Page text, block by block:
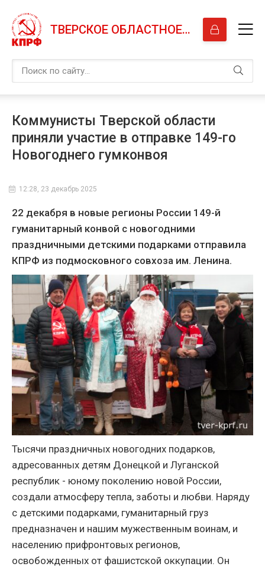
ТВЕРСКОЕ ОБЛАСТНОЕ ОТДЕЛЕНИЕ КПРФ
Коммунисты Тверской области
приняли участие в отправке 149-го
Новогоднего гумконвоя
12:28, 23 декабрь 2025
22 декабря в новые регионы России 149-й
гуманитарный конвой с новогодними
праздничными детскими подарками отправила
КПРФ из подмосковного совхоза им. Ленина.
Тысячи праздничных новогодних подарков,
адресованных детям Донецкой и Луганской
республик - юному поколению новой России,
создали атмосферу тепла, заботы и любви. Наряду
с детскими подарками, гуманитарный груз
предназначен и нашим мужественным воинам, и
населению прифронтовых регионов,
освобожденных от фашистской оккупации. Он